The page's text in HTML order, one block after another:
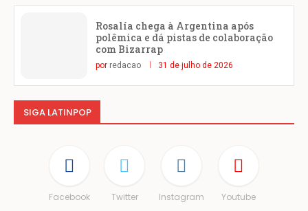
Rosalía chega à Argentina após
polêmica e dá pistas de colaboração
com Bizarrap
por redacao 31 de julho de 2026
SIGA LATINPOP
Facebook Twitter Instagram Youtube